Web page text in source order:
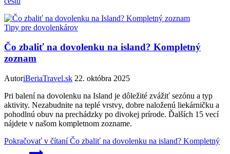
Tipy pre dovolenkárov
Čo zbaliť na dovolenku na island? Kompletný
zoznam
AutoriBeriaTravel.sk 22. októbra 2025
Pri balení na dovolenku na Island je dôležité zvážiť sezónu a typ
aktivity. Nezabudnite na teplé vrstvy, dobre naloženú liekárničku a
pohodlnú obuv na prechádzky po divokej prírode. Ďalších 15 vecí
nájdete v našom kompletnom zozname.
Pokračovať v čítaníČo zbaliť na dovolenku na island? Kompletný